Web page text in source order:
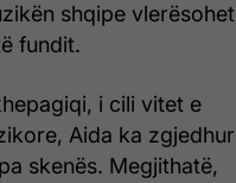
shqipe vlerësohet
fundit.
i cili vitet e
Aida ka zgjedhur
skenës. Megjithatë,